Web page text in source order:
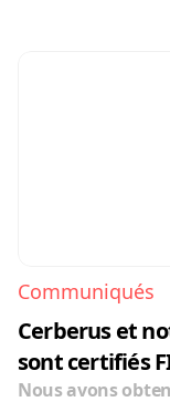
Communiqués
Cerberus et
sont certifiés
Nous avons